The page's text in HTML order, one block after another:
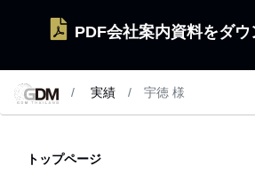
PDF会社案内資料をダ
実績 宇徳 様
トップページ